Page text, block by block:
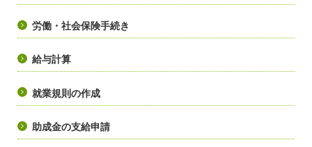
労働・社会保険手続き
給与計算
就業規則の作成
助成金の支給申請